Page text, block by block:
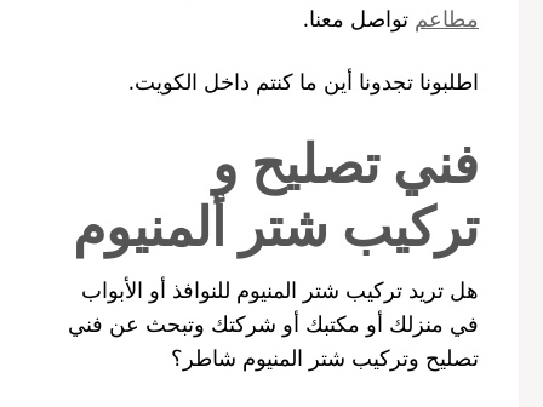
مطاعم تواصل معنا.
اطلبونا تجدونا أين ما كنتم داخل الكويت.
فني تصليح و
تركيب شتر ألمنيوم
هل تريد تركيب شتر المنيوم للنوافذ أو الأبواب
في منزلك أو مكتبك أو شركتك وتبحث عن فني
تصليح وتركيب شتر المنيوم شاطر؟